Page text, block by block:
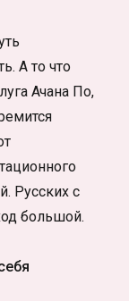
А то что
Ачана По,
Русских с
большой.